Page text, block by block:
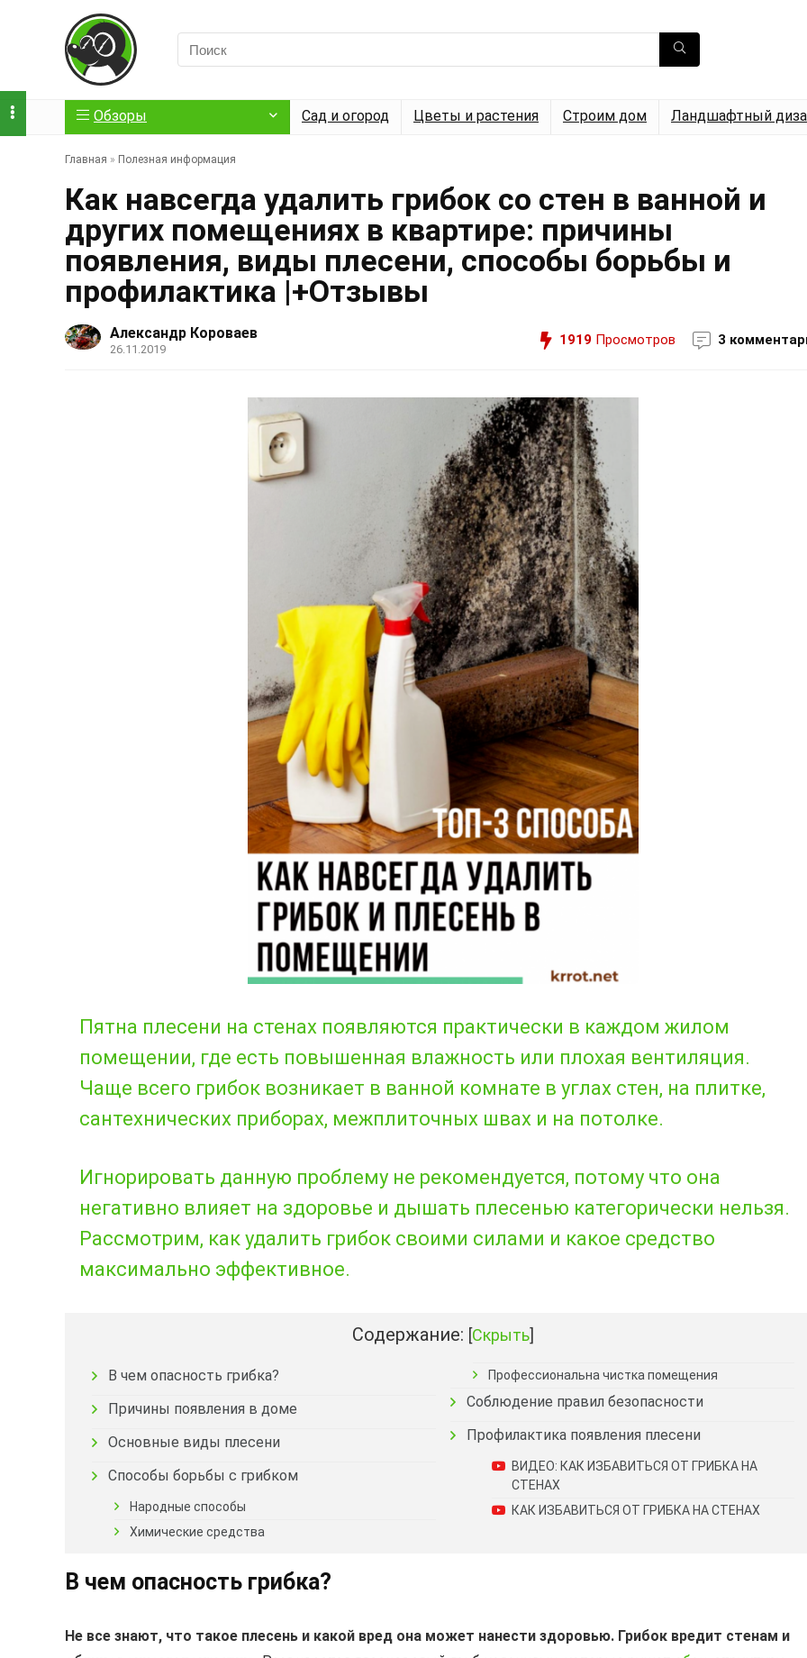
Обзоры Сад и огород Цветы и растения Строим дом Ландшафтный
Главная » Полезная информация
Как навсегда удалить грибок со стен в ванной и
других помещениях в квартире: причины
появления, виды плесени, способы борьбы и
профилактика |+Отзывы
Александр Короваев
26.11.2019
1919 Просмотров 3
Пятна плесени на стенах появляются практически в каждом жилом
помещении, где есть повышенная влажность или плохая вентиляция.
Чаще всего грибок возникает в ванной комнате в углах стен, на плитке,
сантехнических приборах, межплиточных швах и на потолке.
Игнорировать данную проблему не рекомендуется, потому что она
негативно влияет на здоровье и дышать плесенью категорически нельзя.
Рассмотрим, как удалить грибок своими силами и какое средство
максимально эффективное.
Содержание: [Скрыть]
В чем опасность грибка?
Причины появления в доме
Основные виды плесени
Способы борьбы с грибком
Народные способы
Химические средства
Профессиональна чистка помещения
Соблюдение правил безопасности
Профилактика появления плесени
ВИДЕО: КАК ИЗБАВИТЬСЯ ОТ ГРИБКА НА
СТЕНАХ
КАК ИЗБАВИТЬСЯ ОТ ГРИБКА НА СТЕНАХ
В чем опасность грибка?
Не все знают, что такое плесень и какой вред она может нанести здоровью. Грибок вредит стенам и